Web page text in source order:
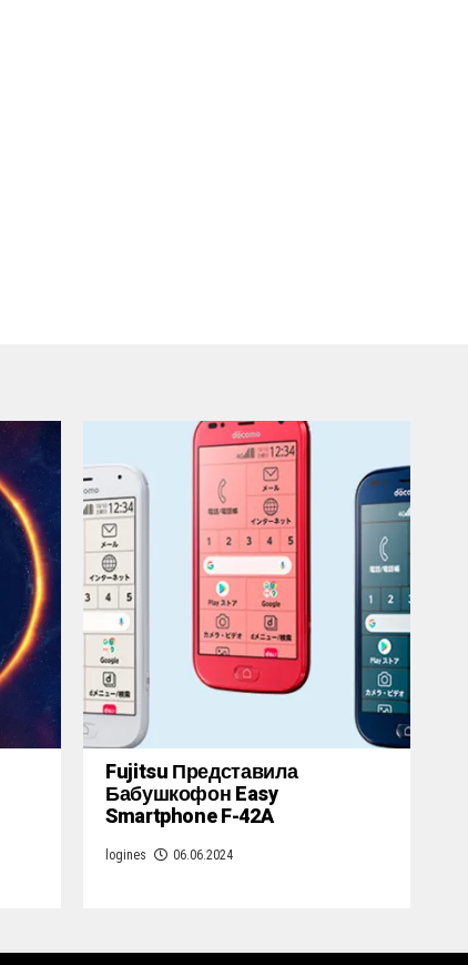
Fujitsu Представила
Бабушкофон Easy
Smartphone F-42A
logines 06.06.2024